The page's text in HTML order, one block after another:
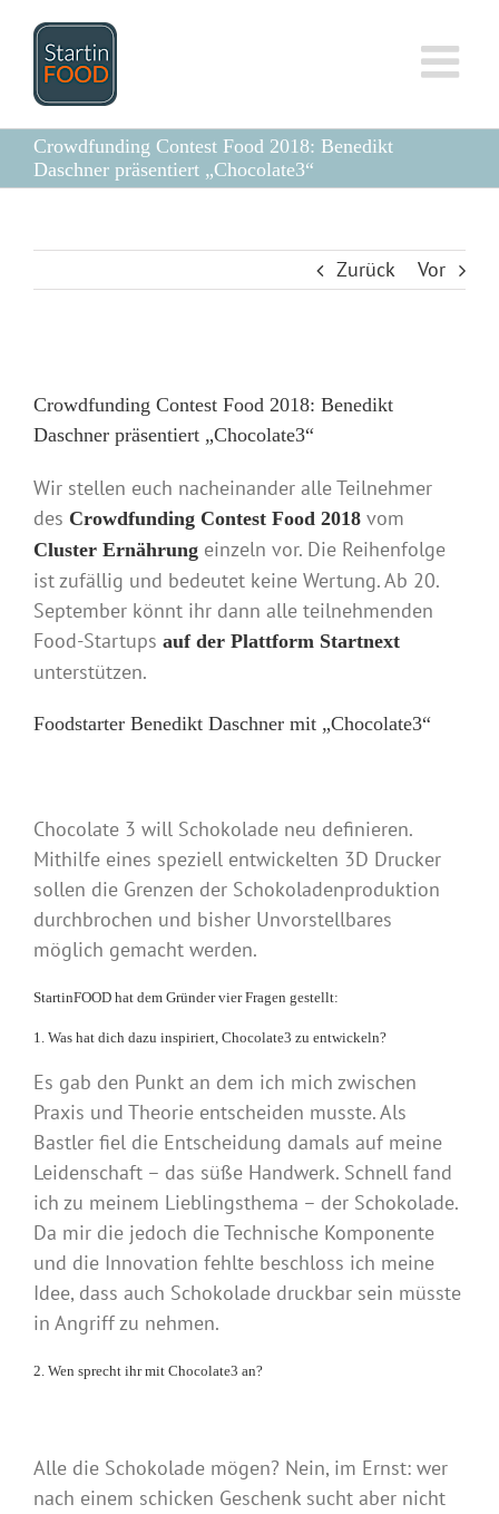
Inhalt
springen
Crowdfunding Contest Food 2018: Benedikt
Daschner präsentiert „Chocolate3“
Zurück Vor
grösseres
Bild
Crowdfunding Contest Food 2018: Benedikt
Daschner präsentiert „Chocolate3“
Wir stellen euch nacheinander alle Teilnehmer
des Crowdfunding Contest Food 2018 vom
Cluster Ernährung einzeln vor. Die Reihenfolge
ist zufällig und bedeutet keine Wertung. Ab 20.
September könnt ihr dann alle teilnehmenden
Food-Startups auf der Plattform Startnext
unterstützen.
Foodstarter Benedikt Daschner mit „Chocolate3“
Chocolate 3 will Schokolade neu definieren.
Mithilfe eines speziell entwickelten 3D Drucker
sollen die Grenzen der Schokoladenproduktion
durchbrochen und bisher Unvorstellbares
möglich gemacht werden.
StartinFOOD hat dem Gründer vier Fragen gestellt:
1. Was hat dich dazu inspiriert, Chocolate3 zu entwickeln?
Es gab den Punkt an dem ich mich zwischen
Praxis und Theorie entscheiden musste. Als
Bastler fiel die Entscheidung damals auf meine
Leidenschaft – das süße Handwerk. Schnell fand
ich zu meinem Lieblingsthema – der Schokolade.
Da mir die jedoch die Technische Komponente
und die Innovation fehlte beschloss ich meine
Idee, dass auch Schokolade druckbar sein müsste
in Angriff zu nehmen.
2. Wen sprecht ihr mit Chocolate3 an?
Alle die Schokolade mögen? Nein, im Ernst: wer
nach einem schicken Geschenk sucht aber nicht